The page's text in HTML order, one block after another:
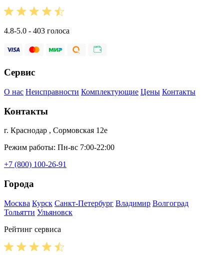
4.8-5.0 - 403 голоса
Сервис
О нас Неисправности Комплектующие Цены Контакты
Контакты
г. Краснодар , Сормовская 12е
Режим работы: Пн-вс 7:00-22:00
+7 (800) 100-26-91
Города
Москва Курск Санкт-Петербург Владимир Волгоград
Тольятти Ульяновск
Рейтинг сервиса